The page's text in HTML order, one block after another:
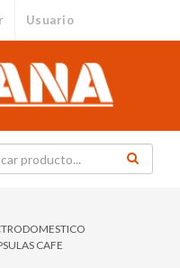
Usuario
CAFE